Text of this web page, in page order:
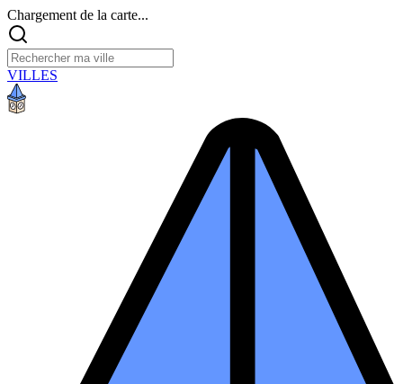
Chargement de la carte...
VILLES